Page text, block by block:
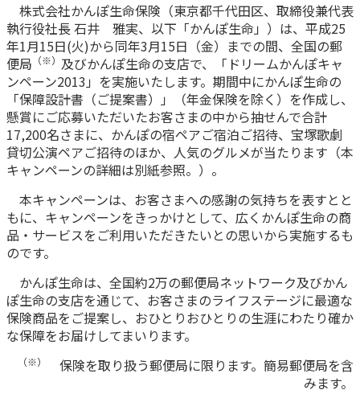
入院保険金・手術保険金のご請求
お手続き一覧
きっかけ・できごとから探す
マイページでできること
新規登録
ログイン
終身保険
養老保険
定期保険
学資保険
長寿支援保険
お見積りシミュレーション
資料請求
保険の探し方のポイント
保険かんたん診断
【まずはご相談ください】企業経営でお悩みの方はこ
ちら
法人のお客さま向け商品一覧
目的から探す
お役立ち情報
法人向け資料請求
お問い合わせ先
お役立ち情報
かんぽのLifeサポートナビ
保険
医療
お金
子育て
ライフプラン
かんぽ生命について
かんぽ生命について
ご挨拶
経営理念・経営戦略
会社概要
財務情報
株主・投資家のみなさまへ
日本郵政グループとしての取り組み
よくあるご質問
お問い合わせ
サステナビリティ
株主・投資家のみなさまへ
採用情報
株式会社かんぽ生命保険（東京都千代田区、取締役兼代表
執行役社長 石井 雅実、以下「かんぽ生命」）は、平成25
年1月15日(火)から同年3月15日（金）までの間、全国の郵
便局 （※） 及びかんぽ生命の支店で、「ドリームかんぽキャ
ンペーン2013」を実施いたします。期間中にかんぽ生命の
「保障設計書（ご提案書）」（年金保険を除く）を作成し、
懸賞にご応募いただいたお客さまの中から抽せんで合計
17,200名さまに、かんぽの宿ペアご宿泊ご招待、宝塚歌劇
貸切公演ペアご招待のほか、人気のグルメが当たります（本
キャンペーンの詳細は別紙参照。）。
本キャンペーンは、お客さまへの感謝の気持ちを表すとと
もに、キャンペーンをきっかけとして、広くかんぽ生命の商
品・サービスをご利用いただきたいとの思いから実施するも
のです。
かんぽ生命は、全国約2万の郵便局ネットワーク及びかん
ぽ生命の支店を通じて、お客さまのライフステージに最適な
保険商品をご提案し、おひとりおひとりの生涯にわたり確か
な保障をお届けしてまいります。
（※）
保険を取り扱う郵便局に限ります。簡易郵便局を含
みます。